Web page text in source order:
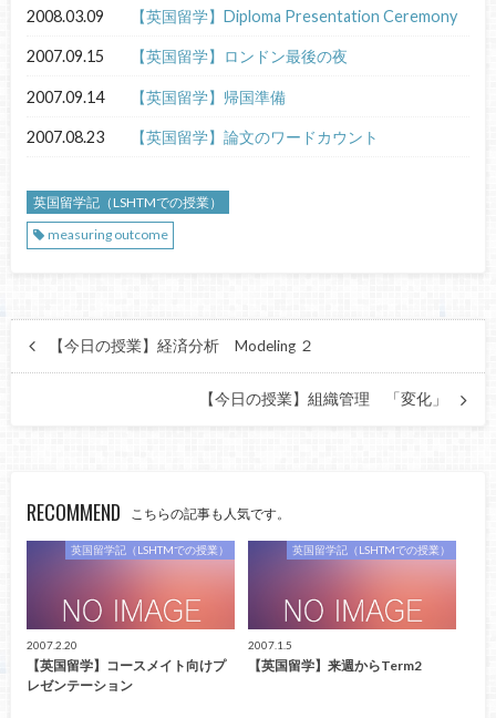
2008.03.09 【英国留学】Diploma Presentation Ceremony
2007.09.15 【英国留学】ロンドン最後の夜
2007.09.14 【英国留学】帰国準備
2007.08.23 【英国留学】論文のワードカウント
英国留学記（LSHTMでの授業）
measuring outcome
【今日の授業】経済分析 Modeling ２
【今日の授業】組織管理 「変化」
RECOMMEND こちらの記事も人気です。
英国留学記（LSHTMでの授業）
2007.2.20
【英国留学】コースメイト向けプ
レゼンテーション
英国留学記（LSHTMでの授業）
2007.1.5
【英国留学】来週からTerm2